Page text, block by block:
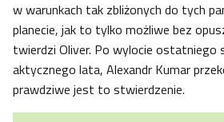
w warunkach tak zbliżonych do tych
planecie, jak to tylko możliwe bez
twierdzi Oliver. Po wylocie ostatniego
aktycznego lata, Alexandr Kumar
prawdziwe jest to stwierdzenie.